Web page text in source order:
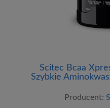
Scitec Bcaa
Szybkie
Producent: